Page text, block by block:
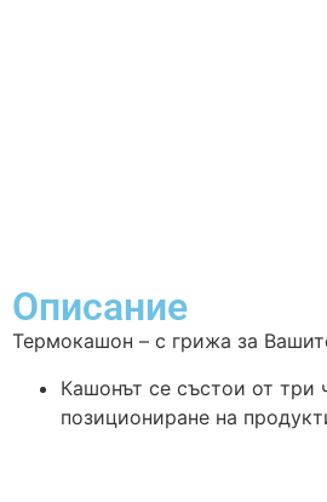
Описание
Термокашон – с грижа за
Кашонът се състои от три
позициониране на